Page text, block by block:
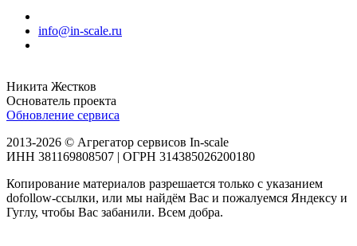
info@in-scale.ru
Никита Жестков
Основатель проекта
Обновление сервиса
2013-2026 © Агрегатор сервисов In-scale
ИНН 381169808507 | ОГРН 314385026200180
Копирование материалов разрешается только с указанием
dofollow-ссылки, или мы найдём Вас и пожалуемся Яндексу и
Гуглу, чтобы Вас забанили. Всем добра.